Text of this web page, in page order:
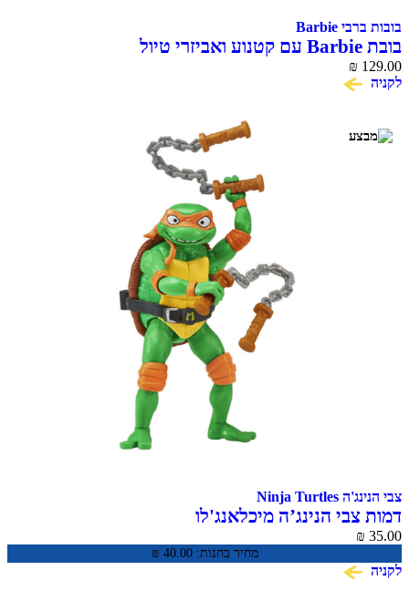
בובות ברבי Barbie
בובת Barbie עם קטנוע ואביזרי טיול
₪ 129.00
לקניה
צבי הנינג'ה Ninja Turtles
דמות צבי הנינג’ה מיכלאנג'לו
מחיר בחנות: ₪ 40.00
₪ 35.00
לקניה